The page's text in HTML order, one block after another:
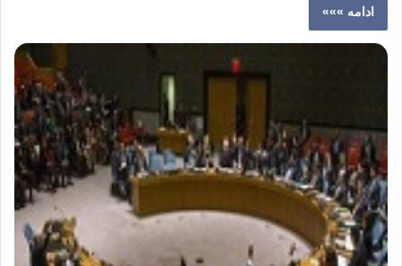
ادامه »»»